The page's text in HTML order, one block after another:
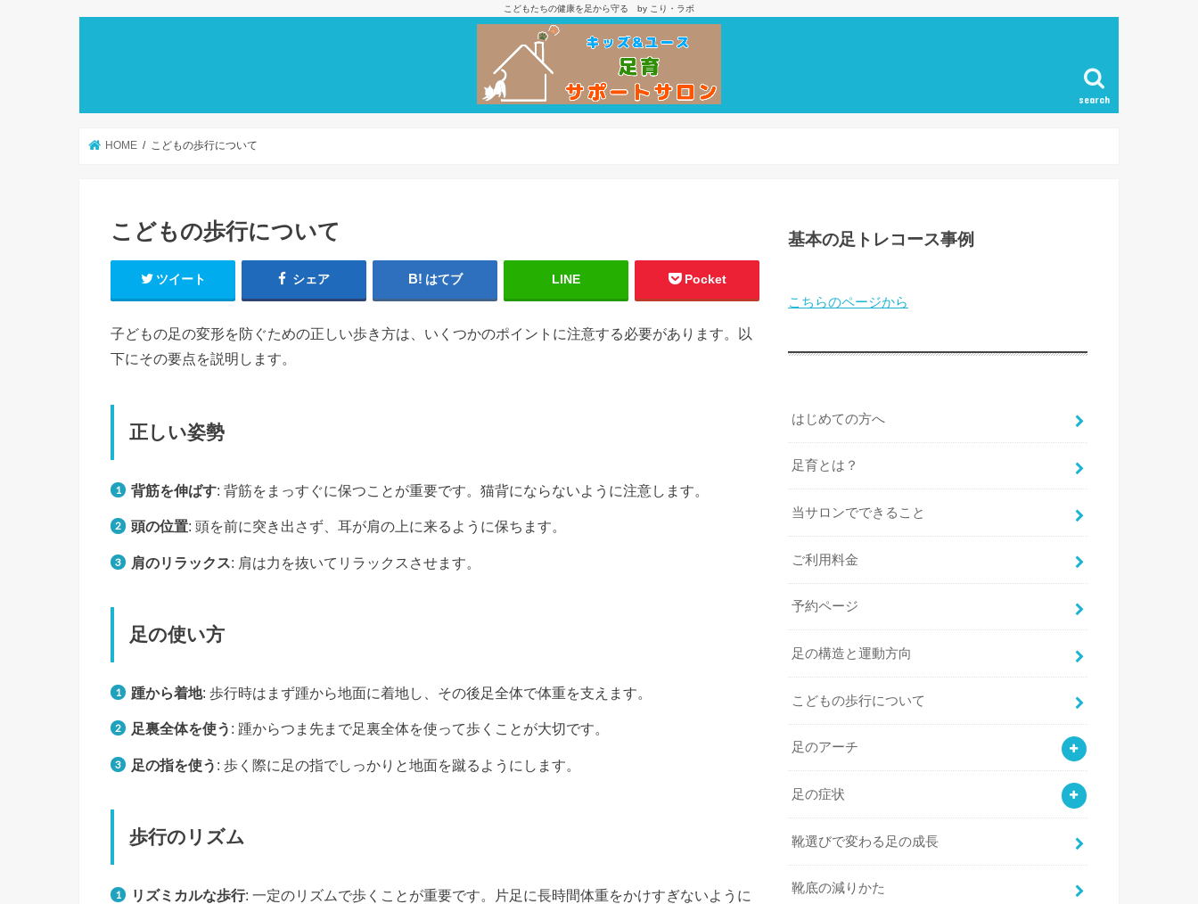
こどもたちの健康を足から守る by こり・ラボ
search
HOME こどもの歩行について
こどもの歩行について
ツイート シェア はてブ LINE Pocket
子どもの足の変形を防ぐための正しい歩き方は、いくつかのポイントに注意する必要があります。以
下にその要点を説明します。
正しい姿勢
背筋を伸ばす: 背筋をまっすぐに保つことが重要です。猫背にならないように注意します。
頭の位置: 頭を前に突き出さず、耳が肩の上に来るように保ちます。
肩のリラックス: 肩は力を抜いてリラックスさせます。
足の使い方
踵から着地: 歩行時はまず踵から地面に着地し、その後足全体で体重を支えます。
足裏全体を使う : 踵からつま先まで足裏全体を使って歩くことが大切です。
足の指を使う : 歩く際に足の指でしっかりと地面を蹴るようにします。
歩行のリズム
リズミカルな歩行: 一定のリズムで歩くことが重要です。片足に長時間体重をかけすぎないように
基本の足トレコース事例
こちらのページから
はじめての方へ
足育とは？
当サロンでできること
ご利用料金
予約ページ
足の構造と運動方向
こどもの歩行について
足のアーチ
足の症状
靴選びで変わる足の成長
靴底の減りかた